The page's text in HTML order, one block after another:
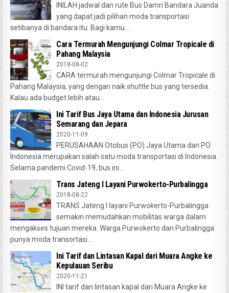
INILAH jadwal dan rute Bus Damri Bandara Juanda
yang dapat jadi pilihan moda transportasi
setibanya di bandara itu. Bagi kamu...
Cara Termurah Mengunjungi Colmar Tropicale di
Pahang Malaysia
2018-08-02
CARA termurah mengunjungi Colmar Tropicale di
Pahang Malaysia, yang dengan naik shuttle bus yang tersedia.
Kalau ada budget lebih atau...
Ini Tarif Bus Jaya Utama dan Indonesia Jurusan
Semarang dan Jepara
2020-11-09
PERUSAHAAN Otobus (PO) Jaya Utama dan PO
Indonesia merupakan salah satu moda transportasi di Indonesia.
Selama pandemi Covid-19, bus ini...
Trans Jateng I Layani Purwokerto-Purbalingga
2018-08-22
TRANS Jateng I layani Purwokerto-Purbalingga
semakin memudahkan mobilitas warga dalam
mengakses tujuan mereka. Warga Purwokerto dan Purbalingga
punya moda transortasi...
Ini Tarif dan Lintasan Kapal dari Muara Angke ke
Kepulauan Seribu
2020-11-21
INI tarif dan lintasan kapal dari Muara Angke ke